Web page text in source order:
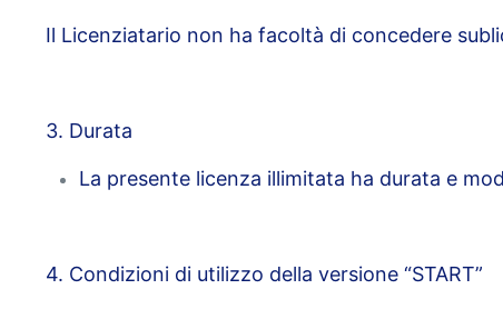
Il Licenziatario non ha facoltà di concedere
3. Durata
La presente licenza illimitata ha durata e
4. Condizioni di utilizzo della versione “START”